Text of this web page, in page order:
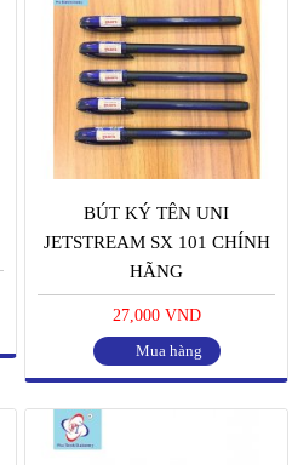
BÚT KÝ TÊN UNI
JETSTREAM SX 101 CHÍNH
HÃNG
27,000 VND
Mua hàng